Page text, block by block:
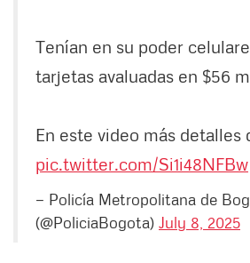
Tenían en su poder
tarjetas avaluadas en $56
En este video más detalles
pic.twitter.com/Si1i48NFBw
— Policía Metropolitana de
(@PoliciaBogota) July 8, 2025